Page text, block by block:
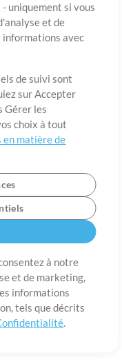
uniquement si vous
et de
avec
de suivi sont
sur Accepter
Gérer les
choix à tout
en matière de
à notre
et de marketing,
informations
tels que décrits
.
Connexion
droits réservés.